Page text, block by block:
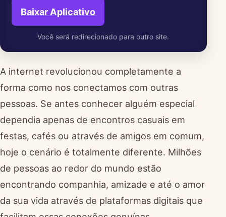
Baixar Aplicativo
Você será redirecionado para outro site.
A internet revolucionou completamente a
forma como nos conectamos com outras
pessoas. Se antes conhecer alguém especial
dependia apenas de encontros casuais em
festas, cafés ou através de amigos em comum,
hoje o cenário é totalmente diferente. Milhões
de pessoas ao redor do mundo estão
encontrando companhia, amizade e até o amor
da sua vida através de plataformas digitais que